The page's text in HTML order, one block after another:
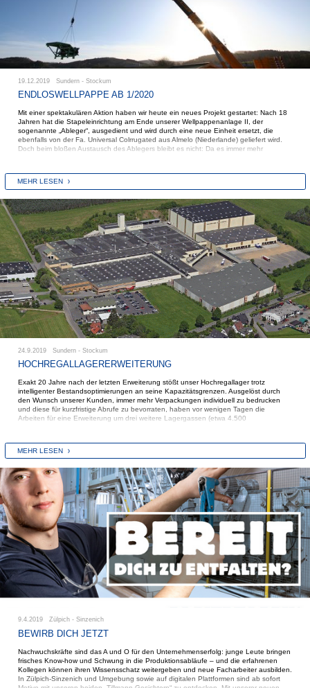
19.12.2019 Sundern - Stockum
ENDLOSWELLPAPPE AB 1/2020
Mit einer spektakulären Aktion haben wir heute ein neues Projekt gestartet: Nach 18
Jahren hat die Stapeleinrichtung am Ende unserer Wellpappenanlage II, der
sogenannte „Ableger“, ausgedient und wird durch eine neue Einheit ersetzt, die
ebenfalls von der Fa. Universal Colrrugated aus Almelo (Niederlande) geliefert wird.
Doch beim bloßen Austausch des Ablegers bleibt es nicht: Da es immer mehr
vollautomatische Verarbeitungsanlage, die das mühsame manuelle Knicken
überflüssig macht und außerdem höhere Geschwindigkeiten zulässt.
Damit die Wellpappenanlage am 6.1. und die Endloseinheit am 13.1.2020 pünktlich
anlaufen kann, wurden von der Fa. Universal große Komponenten angeliefert, die mit
einem 400-Tonnen-Kran durch eine Dachöffnung einschwebten. Schon eine Stunde,
nachdem die schwerste Einheit noch im Kranhaken hing, konnte sie in der dafür
vorgesehenen Grube montiert werden.
MEHR LESEN
24.9.2019 Sundern - Stockum
HOCHREGALLAGERERWEITERUNG
Exakt 20 Jahre nach der letzten Erweiterung stößt unser Hochregallager trotz
intelligenter Bestandsoptimierungen an seine Kapazitätsgrenzen. Ausgelöst durch
den Wunsch unserer Kunden, immer mehr Verpackungen individuell zu bedrucken
und diese für kurzfristige Abrufe zu bevorraten, haben vor wenigen Tagen die
Arbeiten für eine Erweiterung um drei weitere Lagergassen (etwa 4.500
das Gelände einfügt.
Ausgleichsmaßnahmen festgelegt. Auch eine Erweiterung des schon vorhandenen
Regenrückhaltebeckens ist in der Planung.
Wenn das Wetter mitspielt, soll die Bodenplatte bis Ende des Jahres so fertiggestellt
sein, dass im Januar mit dem Regalbau begonnen werden kann. Die Inbetriebnahme
ist für September 2020 geplant.
MEHR LESEN
9.4.2019 Zülpich - Sinzenich
BEWIRB DICH JETZT
Nachwuchskräfte sind das A und O für den Unternehmenserfolg: junge Leute bringen
frisches Know-how und Schwung in die Produktionsabläufe – und die erfahrenen
Kollegen können ihren Wissensschatz weitergeben und neue Facharbeiter ausbilden.
In Zülpich-Sinzenich und Umgebung sowie auf digitalen Plattformen sind ab sofort